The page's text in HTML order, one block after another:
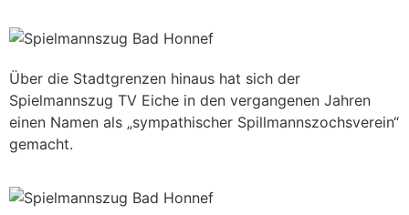
Über die Stadtgrenzen hinaus hat sich der
Spielmannszug TV Eiche in den vergangenen Jahren
einen Namen als „sympathischer Spillmannszochsverein“
gemacht.